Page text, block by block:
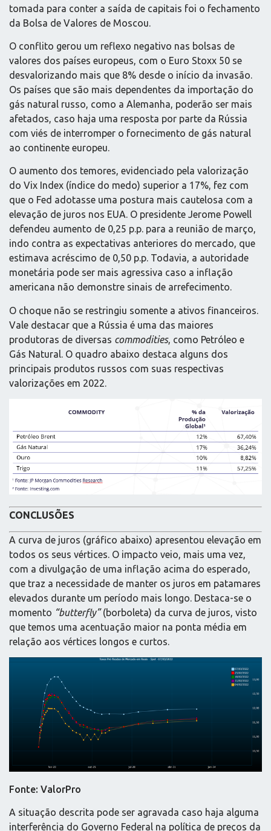
tomada para conter a saída de capitais foi o fechamento
da Bolsa de Valores de Moscou.
O conflito gerou um reflexo negativo nas bolsas de
valores dos países europeus, com o Euro Stoxx 50 se
desvalorizando mais que 8% desde o início da invasão.
Os países que são mais dependentes da importação do
gás natural russo, como a Alemanha, poderão ser mais
afetados, caso haja uma resposta por parte da Rússia
com viés de interromper o fornecimento de gás natural
ao continente europeu.
O aumento dos temores, evidenciado pela valorização
do Vix Index (índice do medo) superior a 17%, fez com
que o Fed adotasse uma postura mais cautelosa com a
elevação de juros nos EUA. O presidente Jerome Powell
defendeu aumento de 0,25 p.p. para a reunião de março,
indo contra as expectativas anteriores do mercado, que
estimava acréscimo de 0,50 p.p. Todavia, a autoridade
monetária pode ser mais agressiva caso a inflação
americana não demonstre sinais de arrefecimento.
O choque não se restringiu somente a ativos financeiros.
Vale destacar que a Rússia é uma das maiores
produtoras de diversas commodities, como Petróleo e
Gás Natural. O quadro abaixo destaca alguns dos
principais produtos russos com suas respectivas
valorizações em 2022.
CONCLUSÕES
A curva de juros (gráfico abaixo) apresentou elevação em
todos os seus vértices. O impacto veio, mais uma vez,
com a divulgação de uma inflação acima do esperado,
que traz a necessidade de manter os juros em patamares
elevados durante um período mais longo. Destaca-se o
momento “butterfly”(borboleta) da curva de juros, visto
que temos uma acentuação maior na ponta média em
relação aos vértices longos e curtos.
Fonte: ValorPro
A situação descrita pode ser agravada caso haja alguma
interferência do Governo Federal na política de preços da